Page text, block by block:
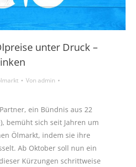
unter Druck –
Vonadmin
ein Bündnis aus 22
bemüht sich seit Jahren um
Ölmarkt, indem sie ihre
Ab Oktober soll nun ein
Kürzungen schrittweise